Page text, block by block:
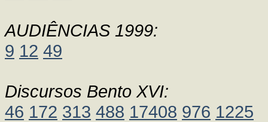
AUDIÊNCIAS 1999:
9 12 49
Discursos Bento XVI:
46 172 313 488 17408 976 1225